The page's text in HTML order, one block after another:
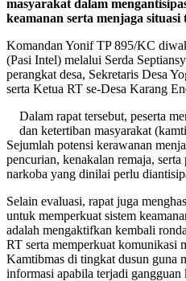
masyarakat dalam
keamanan serta menjaga
Komandan Yonif TP 895/KC
(Pasi Intel) melalui Serda
perangkat desa, Sekretaris Desa
serta Ketua RT se-Desa Karang
Dalam rapat tersebut, peserta
dan ketertiban masyarakat
Sejumlah potensi kerawanan
pencurian, kenakalan remaja,
narkoba yang dinilai perlu
Selain evaluasi, rapat juga
untuk memperkuat sistem
adalah mengaktifkan kembali
RT serta memperkuat komunikasi
Kamtibmas di tingkat dusun guna
informasi apabila terjadi gangguan